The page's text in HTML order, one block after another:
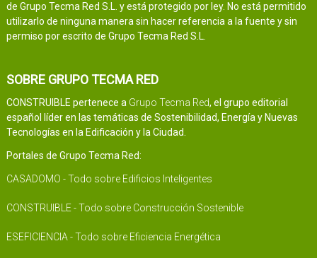
de Grupo Tecma Red S.L. y está protegido por ley. No está permitido
utilizarlo de ninguna manera sin hacer referencia a la fuente y sin
permiso por escrito de Grupo Tecma Red S.L.
SOBRE GRUPO TECMA RED
CONSTRUIBLE pertenece a Grupo Tecma Red, el grupo editorial
español líder en las temáticas de Sostenibilidad, Energía y Nuevas
Tecnologías en la Edificación y la Ciudad.
Portales de Grupo Tecma Red:
CASADOMO - Todo sobre Edificios Inteligentes
CONSTRUIBLE - Todo sobre Construcción Sostenible
ESEFICIENCIA - Todo sobre Eficiencia Energética